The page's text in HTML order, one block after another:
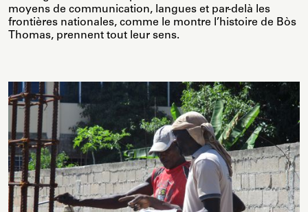
moyens de communication, langues et par-delà les
frontières nationales, comme le montre l’histoire de Bòs
Thomas, prennent tout leur sens.